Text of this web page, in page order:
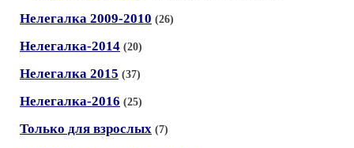
Нелегалка 2009-2010 (26)
Нелегалка-2014 (20)
Нелегалка 2015 (37)
Нелегалка-2016 (25)
Только для взрослых (7)